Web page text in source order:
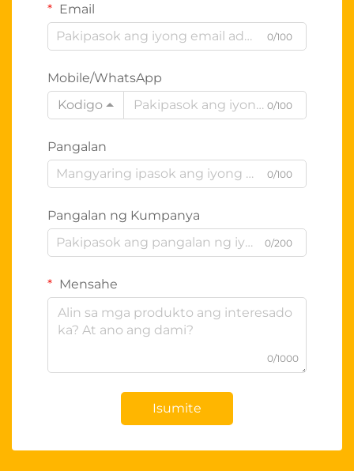
Email
0/100
Mobile/WhatsApp
Kodigo
0/100
Pangalan
0/100
Pangalan ng Kumpanya
0/200
Mensahe
0/1000
Isumite